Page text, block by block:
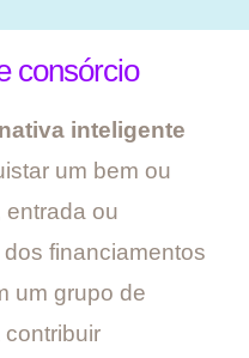
consórcio
inteligente
um bem ou
entrada ou
financiamentos
um grupo de